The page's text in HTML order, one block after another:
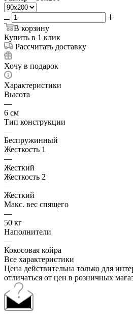
В корзину
Купить в 1 клик
Рассчитать доставку
Хочу в подарок
Характеристики
Высота
—
6 см
Тип конструкции
—
Беспружинный
Жесткость 1
—
Жесткий
Жесткость 2
—
Жесткий
Макс. вес спящего
—
50 кг
Наполнители
—
Кокосовая койра
Все характеристики
Цена действительна только для
отличаться от цен в розничных